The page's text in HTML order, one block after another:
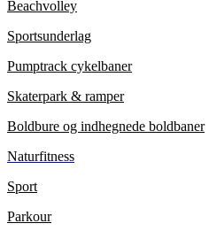
Beachvolley
Sportsunderlag
Pumptrack cykelbaner
Skaterpark & ramper
Boldbure og indhegnede boldbaner
Naturfitness
Sport
Parkour